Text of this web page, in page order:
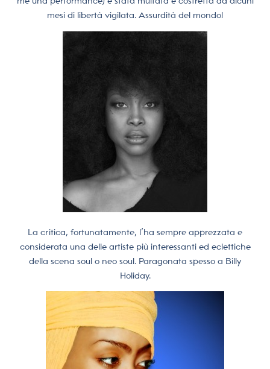
mesi di libertà vigilata. Assurdità del mondo!
La critica, fortunatamente, l’ha sempre apprezzata e
considerata una delle artiste più interessanti ed eclettiche
della scena soul o neo soul. Paragonata spesso a Billy
Holiday.